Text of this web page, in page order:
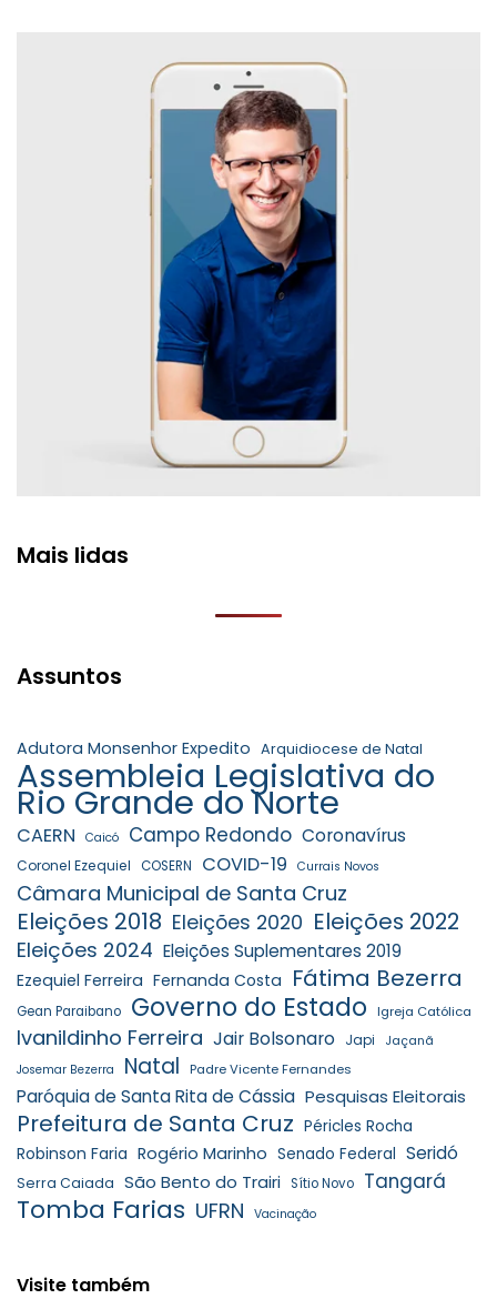
Mais lidas
Assuntos
Adutora Monsenhor Expedito Arquidiocese de Natal
Assembleia Legislativa do
Rio Grande do Norte
CAERN Caicó Campo Redondo Coronavírus
Coronel Ezequiel COSERN COVID-19 Currais Novos
Câmara Municipal de Santa Cruz
Eleições 2018 Eleições 2020 Eleições 2022
Eleições 2024 Eleições Suplementares 2019
Ezequiel Ferreira Fernanda Costa Fátima Bezerra
Gean Paraibano Governo do Estado Igreja Católica
Ivanildinho Ferreira Jair Bolsonaro Japi Jaçanã
Josemar Bezerra Natal Padre Vicente Fernandes
Paróquia de Santa Rita de Cássia Pesquisas Eleitorais
Prefeitura de Santa Cruz Péricles Rocha
Robinson Faria Rogério Marinho Senado Federal Seridó
Serra Caiada São Bento do Trairi Sítio Novo Tangará
Tomba Farias UFRN Vacinação
Visite também